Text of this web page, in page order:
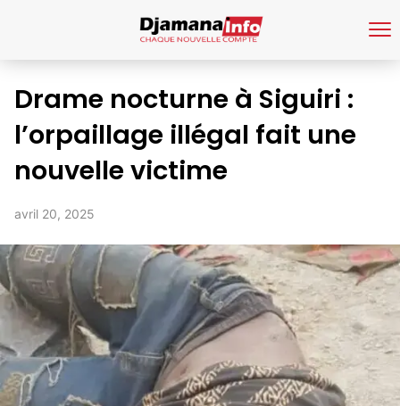
Drame nocturne à Siguiri :
l’orpaillage illégal fait une
nouvelle victime
avril 20, 2025